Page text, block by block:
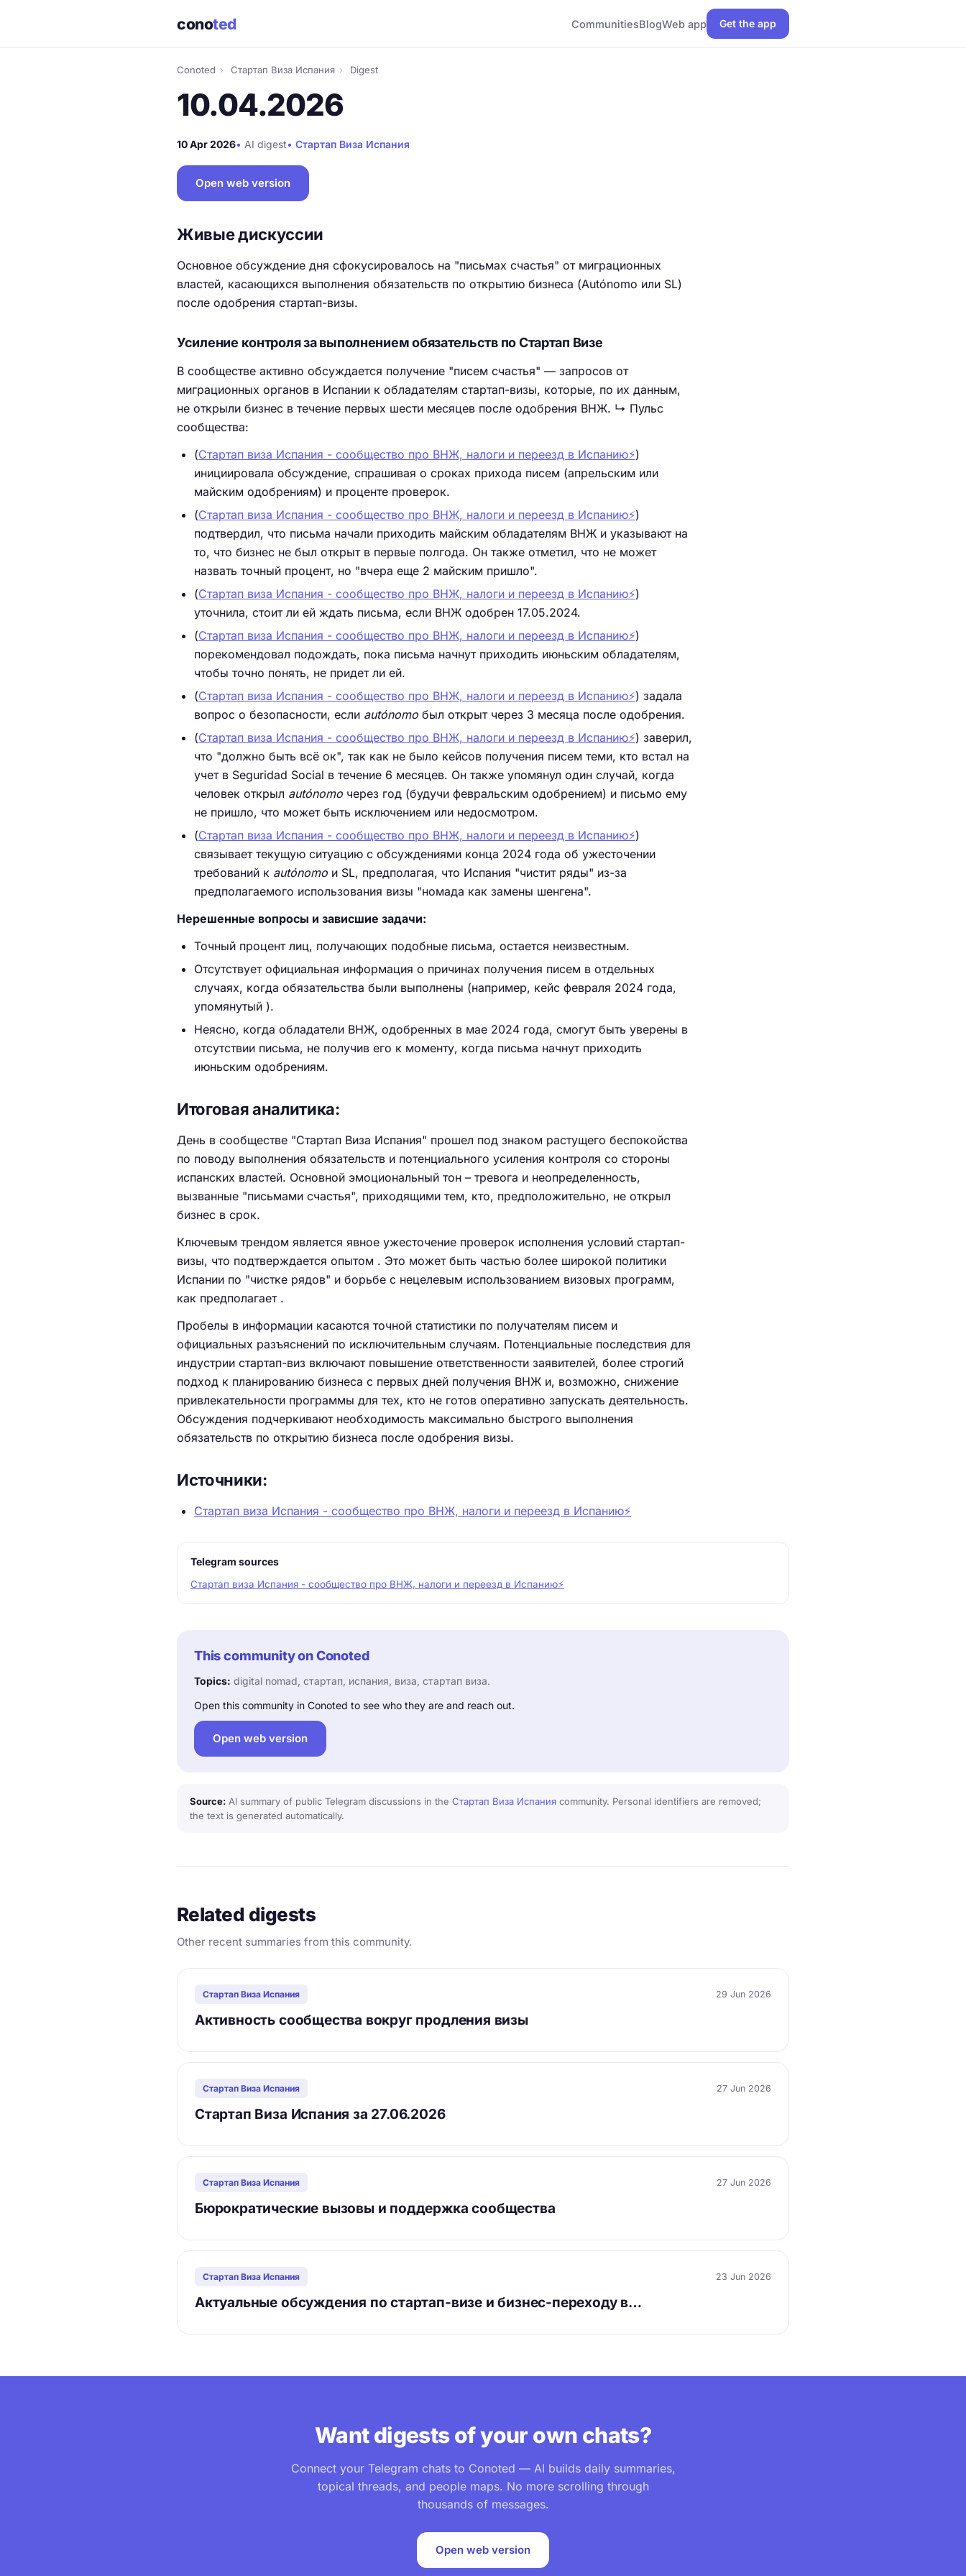
conoted CommunitiesBlogWeb app Get the app
Conoted › Стартап Виза Испания › Digest
10.04.2026
10 Apr 2026• AI digest• Стартап Виза Испания
Open web version
Живые дискуссии
Основное обсуждение дня сфокусировалось на "письмах счастья" от миграционных
властей, касающихся выполнения обязательств по открытию бизнеса (Autónomo или SL)
после одобрения стартап-визы.
Усиление контроля за выполнением обязательств по Стартап Визе
В сообществе активно обсуждается получение "писем счастья" — запросов от
миграционных органов в Испании к обладателям стартап-визы, которые, по их данным,
не открыли бизнес в течение первых шести месяцев после одобрения ВНЖ. ↳ Пульс
сообщества:
(Стартап виза Испания - сообщество про ВНЖ, налоги и переезд в Испанию⚡️)
инициировала обсуждение, спрашивая о сроках прихода писем (апрельским или
майским одобрениям) и проценте проверок.
(Стартап виза Испания - сообщество про ВНЖ, налоги и переезд в Испанию⚡️)
подтвердил, что письма начали приходить майским обладателям ВНЖ и указывают на
то, что бизнес не был открыт в первые полгода. Он также отметил, что не может
назвать точный процент, но "вчера еще 2 майским пришло".
(Стартап виза Испания - сообщество про ВНЖ, налоги и переезд в Испанию⚡️)
уточнила, стоит ли ей ждать письма, если ВНЖ одобрен 17.05.2024.
(Стартап виза Испания - сообщество про ВНЖ, налоги и переезд в Испанию⚡️)
порекомендовал подождать, пока письма начнут приходить июньским обладателям,
чтобы точно понять, не придет ли ей.
(Стартап виза Испания - сообщество про ВНЖ, налоги и переезд в Испанию⚡️) задала
вопрос о безопасности, если autónomo был открыт через 3 месяца после одобрения.
(Стартап виза Испания - сообщество про ВНЖ, налоги и переезд в Испанию⚡️) заверил,
что "должно быть всё ок", так как не было кейсов получения писем теми, кто встал на
учет в Seguridad Social в течение 6 месяцев. Он также упомянул один случай, когда
человек открыл autónomo через год (будучи февральским одобрением) и письмо ему
не пришло, что может быть исключением или недосмотром.
(Стартап виза Испания - сообщество про ВНЖ, налоги и переезд в Испанию⚡️)
связывает текущую ситуацию с обсуждениями конца 2024 года об ужесточении
требований к autónomo и SL, предполагая, что Испания "чистит ряды" из-за
предполагаемого использования визы "номада как замены шенгена".
Нерешенные вопросы и зависшие задачи:
Точный процент лиц, получающих подобные письма, остается неизвестным.
Отсутствует официальная информация о причинах получения писем в отдельных
случаях, когда обязательства были выполнены (например, кейс февраля 2024 года,
упомянутый ).
Неясно, когда обладатели ВНЖ, одобренных в мае 2024 года, смогут быть уверены в
отсутствии письма, не получив его к моменту, когда письма начнут приходить
июньским одобрениям.
Итоговая аналитика:
День в сообществе "Стартап Виза Испания" прошел под знаком растущего беспокойства
по поводу выполнения обязательств и потенциального усиления контроля со стороны
испанских властей. Основной эмоциональный тон – тревога и неопределенность,
вызванные "письмами счастья", приходящими тем, кто, предположительно, не открыл
бизнес в срок.
Ключевым трендом является явное ужесточение проверок исполнения условий стартап-
визы, что подтверждается опытом . Это может быть частью более широкой политики
Испании по "чистке рядов" и борьбе с нецелевым использованием визовых программ,
как предполагает .
Пробелы в информации касаются точной статистики по получателям писем и
официальных разъяснений по исключительным случаям. Потенциальные последствия для
индустрии стартап-виз включают повышение ответственности заявителей, более строгий
подход к планированию бизнеса с первых дней получения ВНЖ и, возможно, снижение
привлекательности программы для тех, кто не готов оперативно запускать деятельность.
Обсуждения подчеркивают необходимость максимально быстрого выполнения
обязательств по открытию бизнеса после одобрения визы.
Источники:
Стартап виза Испания - сообщество про ВНЖ, налоги и переезд в Испанию⚡️
Telegram sources
Стартап виза Испания - сообщество про ВНЖ, налоги и переезд в Испанию⚡️
This community on Conoted
Topics: digital nomad, стартап, испания, виза, стартап виза.
Open this community in Conoted to see who they are and reach out.
Open web version
Source: AI summary of public Telegram discussions in the Стартап Виза Испания community. Personal identifiers are removed;
the text is generated automatically.
Related digests
Other recent summaries from this community.
Стартап Виза Испания 29 Jun 2026
Активность сообщества вокруг продления визы
Стартап Виза Испания 27 Jun 2026
Стартап Виза Испания за 27.06.2026
Стартап Виза Испания 27 Jun 2026
Бюрократические вызовы и поддержка сообщества
Стартап Виза Испания 23 Jun 2026
Актуальные обсуждения по стартап-визе и бизнес-переходу в…
Want digests of your own chats?
Connect your Telegram chats to Conoted — AI builds daily summaries,
topical threads, and people maps. No more scrolling through
thousands of messages.
Open web version